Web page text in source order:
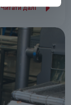
Читати далі